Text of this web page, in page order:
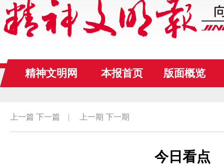
精神文明网 本报首页 版面概览
上一篇 下一篇 | 上一期 下一期
今日看点